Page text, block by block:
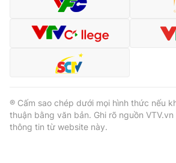
® Cấm sao chép dưới mọi hình thức nếu
thuận bằng văn bản. Ghi rõ nguồn
thông tin từ website này.